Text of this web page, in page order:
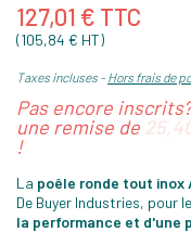
127,01 € TTC
(105,84 € HT)
Taxes incluses Hors frais de
Pas encore
une remise de
!
La poêle ronde tout inox
De Buyer Industries, pour
la performance et d'une